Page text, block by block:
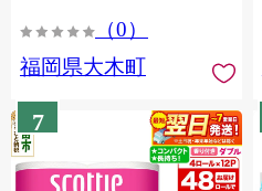
（0）
福岡県大木町
7